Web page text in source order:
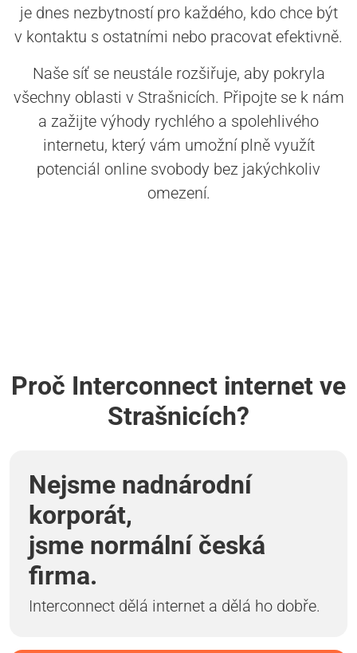
je dnes nezbytností pro každého, kdo chce být
v kontaktu s ostatními nebo pracovat efektivně.
Naše síť se neustále rozšiřuje, aby pokryla
všechny oblasti v Strašnicích. Připojte se k nám
a zažijte výhody rychlého a spolehlivého
internetu, který vám umožní plně využít
potenciál online svobody bez jakýchkoliv
omezení.
Proč Interconnect internet ve
Strašnicích?
Nejsme nadnárodní
korporát,
jsme normální česká
firma.
Interconnect dělá internet a dělá ho dobře.